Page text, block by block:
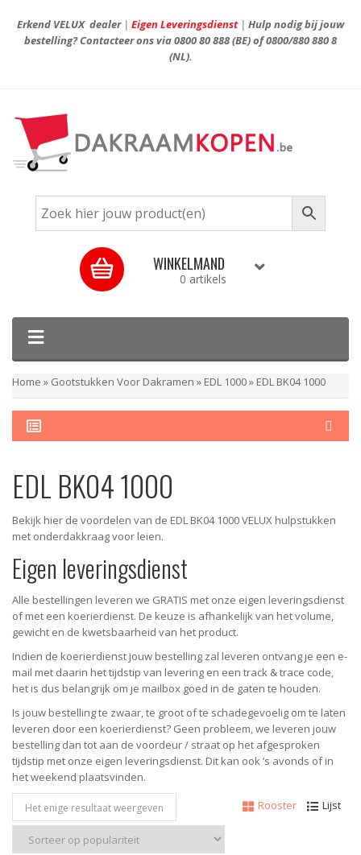
Erkend VELUX dealer| Eigen Leveringsdienst| Hulp nodig bij jouw
bestelling? Contacteer ons via0800 80 888(BE) of0800/880 880 8
(NL).
WINKELMAND
0 artikels
Home » Gootstukken Voor Dakramen » EDL 1000» EDL BK04 1000
EDL BK04 1000
Bekijk hier de voordelen van de EDL BK04 1000 VELUX hulpstukken
met onderdakkraag voor leien.
Eigen leveringsdienst
Alle bestellingen leveren we GRATIS met onze eigen leveringsdienst
of met een koerierdienst. De keuze is afhankelijk van het volume,
gewicht en de kwetsbaarheid van het product.
Indien de koerierdienst jouw bestelling zal leveren ontvang je een e-
mail met daarin het tijdstip van levering en een track & trace code,
het is dus belangrijk om je mailbox goed in de gaten te houden.
Is jouw bestelling te zwaar, te groot of te schadegevoelig om te laten
leveren door een koerierdienst? Geen probleem, we leveren jouw
bestelling dan tot aan de voordeur / straat op het afgesproken
tijdstip met onze eigen leveringsdienst. Dit kan ook ‘s avonds of in
het weekend plaatsvinden.
Rooster
Lijst
Het enige resultaat weergeven